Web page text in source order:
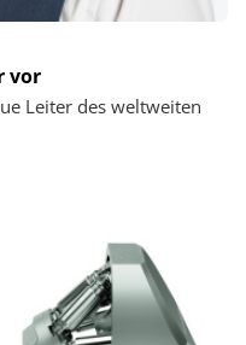
vor
Leiter des weltweiten